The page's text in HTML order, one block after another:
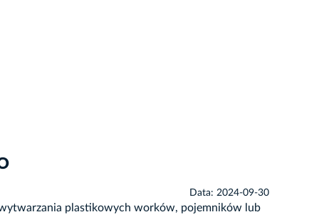
Data: 2024-09-30
plastikowych worków, pojemników lub